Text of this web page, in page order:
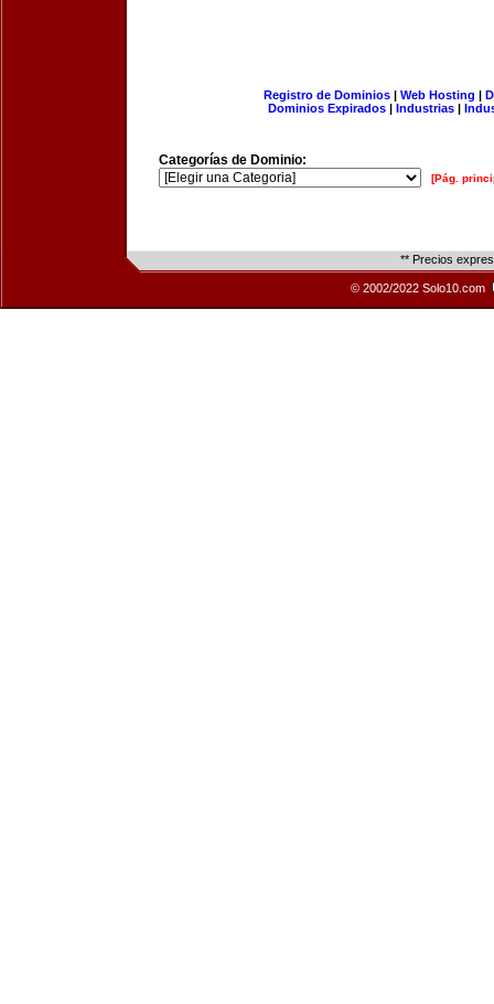
Registro de Dominios| Web Hosting |
Dominios Expirados | Industrias |
Categorías de Dominio:
[Pág.
** Precios
© 2002/2022 Solo10.com